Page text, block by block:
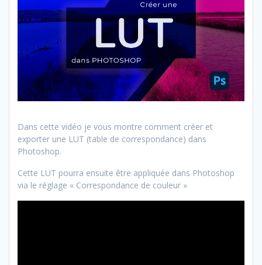
Dans cette vidéo je vous montre comment créer et
exporter une LUT (table de correspondance) dans
Photoshop.
Cette LUT pourra ensuite être appliquée dans Photoshop
via le réglage « Correspondance de couleur »